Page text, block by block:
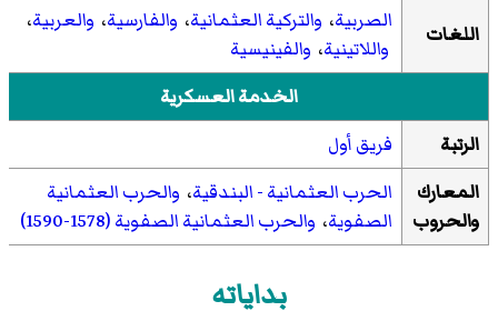
اللغات الصربية، والتركية العثمانية، والفارسية، والعربية،
واللاتينية، والفينيسية
الخدمة العسكرية
الرتبة
فريق أول
المعارك
والحروب
الحرب العثمانية - البندقية، والحرب العثمانية
الصفوية، والحرب العثمانية الصفوية (1578-1590)
بداياته